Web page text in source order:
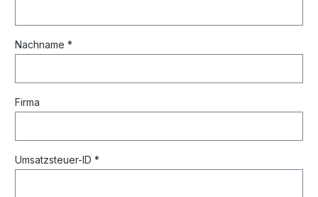
Nachname *
Firma
Umsatzsteuer-ID *